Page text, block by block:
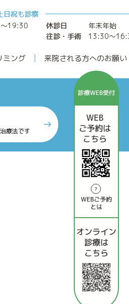
日祝も診察
19:30
休診日
年末年始
往診・手術
13:30〜
ミング 来院される方へのお願い
療法です